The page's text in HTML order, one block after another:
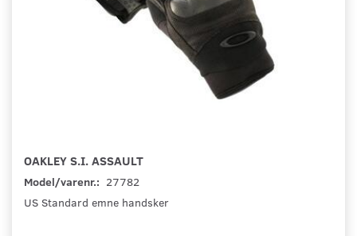
OAKLEY S.I. ASSAULT
Model/varenr.: 27782
US Standard emne handsker